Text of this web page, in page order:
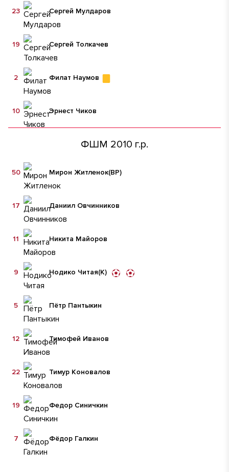
Сергей Мулдаров
23
Сергей Толкачев
19
Филат Наумов
2
Эрнест Чиков
10
ФШМ 2010 г.р.
Мирон Житленок(ВР)
50
Даниил Овчинников
17
Никита Майоров
11
Нодико Читая(К)
9
Пётр Пантыкин
5
Тимофей Иванов
12
Тимур Коновалов
22
Федор Синичкин
19
Фёдор Галкин
7